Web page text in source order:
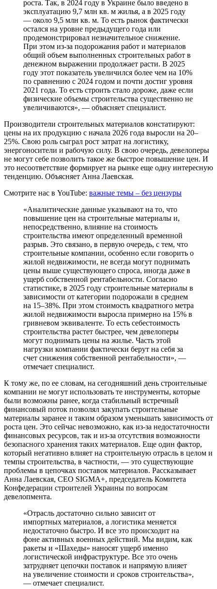
роста. Так, в 2024 году в Украине было введено в
эксплуатацию 9,7 млн кв. м жилья, а в 2025 году
— около 9,5 млн кв. м. То есть рынок фактически
остался на уровне предыдущего года или
продемонстрировал незначительное снижение.
При этом из-за подорожания работ и материалов
общий объем выполненных строительных работ в
денежном выражении продолжает расти. В 2025
году этот показатель увеличился более чем на 10%
по сравнению с 2024 годом и почти достиг уровня
2021 года. То есть строить стало дороже, даже если
физические объемы строительства существенно не
увеличиваются», — объясняет специалист.
Производители строительных материалов констатируют:
цены на их продукцию с начала 2026 года выросли на 20–
25%. Свою роль сыграл рост затрат на логистику,
энергоносители и рабочую силу. В свою очередь, девелоперы
не могут себе позволить такое же быстрое повышение цен. И
это несоответствие формирует на рынке еще одну интересную
тенденцию. Объясняет Анна Лаевская.
Смотрите нас в YouTube: важные темы – без цензуры
«Аналитические данные указывают на то, что
повышение цен на строительные материалы и,
непосредственно, влияние на стоимость
строительства имеют определенный временной
разрыв. Это связано, в первую очередь, с тем, что
строительные компании, особенно если говорить о
жилой недвижимости, не всегда могут поднимать
цены выше существующего спроса, иногда даже в
ущерб собственной рентабельности. Согласно
статистике, в 2025 году строительные материалы в
зависимости от категории подорожали в среднем
на 15–38%. При этом стоимость квадратного метра
жилой недвижимости выросла примерно на 15% в
гривневом эквиваленте. То есть себестоимость
строительства растет быстрее, чем девелоперы
могут поднимать цены на жилье. Часть этой
нагрузки компании фактически берут на себя за
счет снижения собственной рентабельности», —
отмечает специалист.
К тому же, по ее словам, на сегодняшний день строительные
компании не могут использовать те инструменты, которые
были возможны ранее, когда стабильный встречный
финансовый поток позволял закупать строительные
материалы заранее и таким образом уменьшать зависимость от
роста цен. Это сейчас невозможно, как из-за недостаточности
финансовых ресурсов, так и из-за отсутствия возможности
безопасного хранения таких материалов. Еще один фактор,
который негативно влияет на строительную отрасль в целом и
темпы строительства, в частности, — это существующие
проблемы в цепочках поставок материалов. Рассказывает
Анна Лаевская, СЕО SIGMA+, председатель Комитета
Конфедерации строителей Украины по вопросам
девелопмента.
«Отрасль достаточно сильно зависит от
импортных материалов, а логистика меняется
недостаточно быстро. И все это происходит на
фоне активных военных действий. Мы видим, как
ракеты и «Шахеды» наносят ущерб именно
логистической инфраструктуре. Все это очень
затрудняет цепочки поставок и напрямую влияет
на увеличение стоимости и сроков строительства»,
— отмечает специалист.